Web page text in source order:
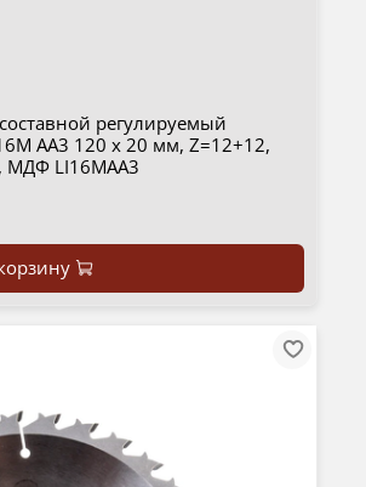
регулируемый
AA3 120 х 20 мм, Z=12+12,
LI16MAA3